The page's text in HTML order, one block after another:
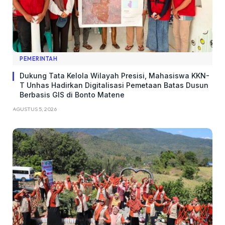
PEMERINTAH
Dukung Tata Kelola Wilayah Presisi, Mahasiswa KKN-
T Unhas Hadirkan Digitalisasi Pemetaan Batas Dusun
Berbasis GIS di Bonto Matene
AGUSTUS 5, 2026